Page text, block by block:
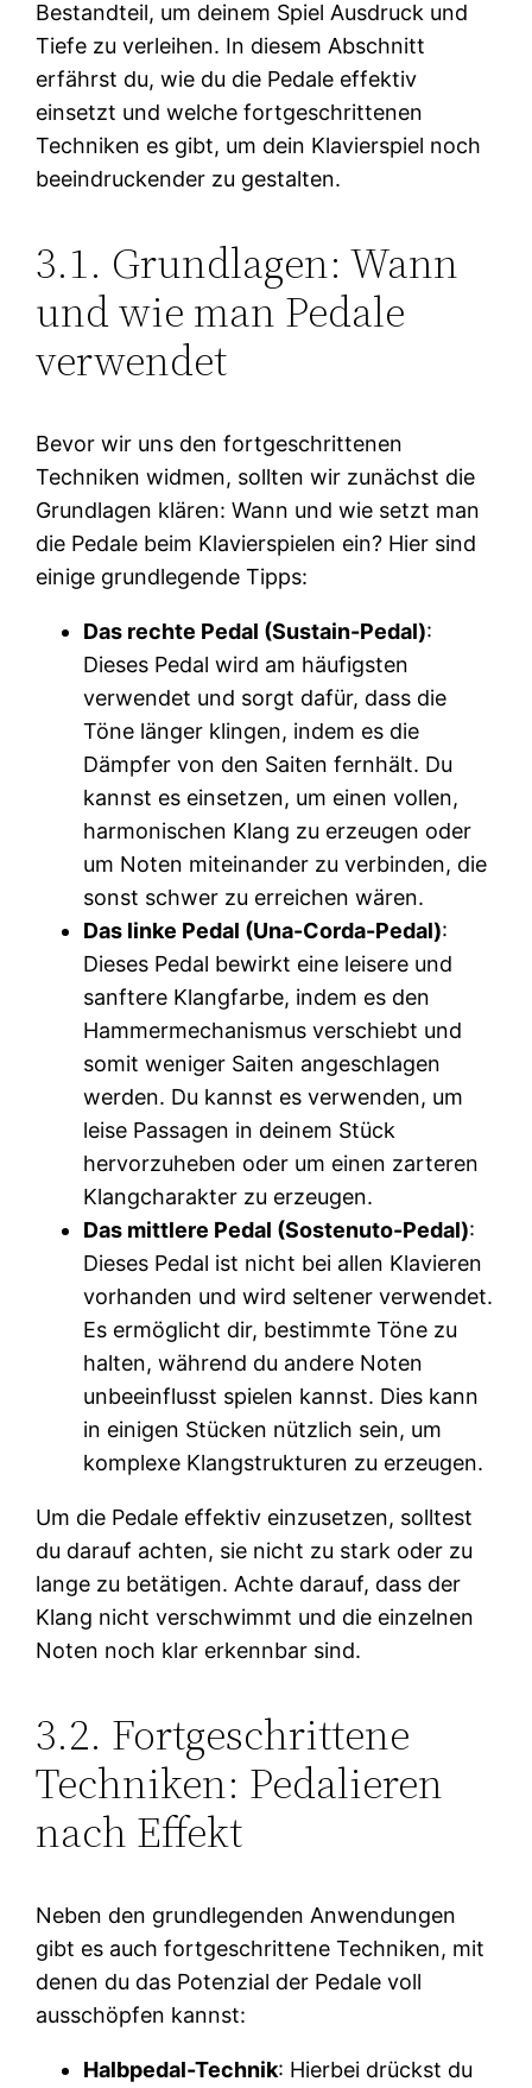
Bestandteil, um deinem Spiel Ausdruck und
Tiefe zu verleihen. In diesem Abschnitt
erfährst du, wie du die Pedale effektiv
einsetzt und welche fortgeschrittenen
Techniken es gibt, um dein Klavierspiel noch
beeindruckender zu gestalten.
3.1. Grundlagen: Wann
und wie man Pedale
verwendet
Bevor wir uns den fortgeschrittenen
Techniken widmen, sollten wir zunächst die
Grundlagen klären: Wann und wie setzt man
die Pedale beim Klavierspielen ein? Hier sind
einige grundlegende Tipps:
Das rechte Pedal (Sustain-Pedal):
Dieses Pedal wird am häufigsten
verwendet und sorgt dafür, dass die
Töne länger klingen, indem es die
Dämpfer von den Saiten fernhält. Du
kannst es einsetzen, um einen vollen,
harmonischen Klang zu erzeugen oder
um Noten miteinander zu verbinden, die
sonst schwer zu erreichen wären.
Das linke Pedal (Una-Corda-Pedal):
Dieses Pedal bewirkt eine leisere und
sanftere Klangfarbe, indem es den
Hammermechanismus verschiebt und
somit weniger Saiten angeschlagen
werden. Du kannst es verwenden, um
leise Passagen in deinem Stück
hervorzuheben oder um einen zarteren
Klangcharakter zu erzeugen.
Das mittlere Pedal (Sostenuto-Pedal):
Dieses Pedal ist nicht bei allen Klavieren
vorhanden und wird seltener verwendet.
Es ermöglicht dir, bestimmte Töne zu
halten, während du andere Noten
unbeeinflusst spielen kannst. Dies kann
in einigen Stücken nützlich sein, um
komplexe Klangstrukturen zu erzeugen.
Um die Pedale effektiv einzusetzen, solltest
du darauf achten, sie nicht zu stark oder zu
lange zu betätigen. Achte darauf, dass der
Klang nicht verschwimmt und die einzelnen
Noten noch klar erkennbar sind.
3.2. Fortgeschrittene
Techniken: Pedalieren
nach Effekt
Neben den grundlegenden Anwendungen
gibt es auch fortgeschrittene Techniken, mit
denen du das Potenzial der Pedale voll
ausschöpfen kannst:
Halbpedal-Technik: Hierbei drückst du